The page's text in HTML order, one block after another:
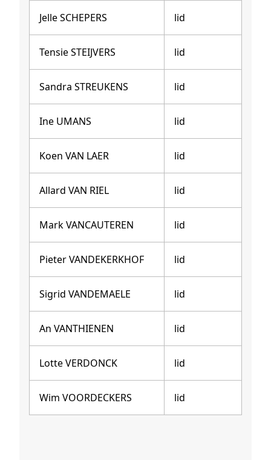
Jelle SCHEPERS lid
Tensie STEIJVERS lid
Sandra STREUKENS lid
Ine UMANS lid
Koen VAN LAER lid
Allard VAN RIEL lid
Mark VANCAUTEREN lid
Pieter VANDEKERKHOF lid
Sigrid VANDEMAELE lid
An VANTHIENEN lid
Lotte VERDONCK lid
Wim VOORDECKERS lid